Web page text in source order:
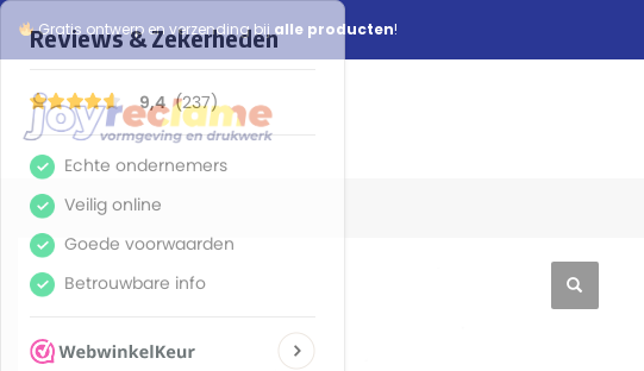
Gratis ontwerp en verzending bij alle producten!